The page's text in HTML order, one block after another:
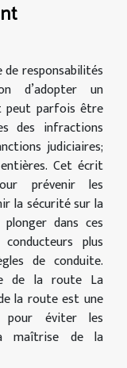
responsabilités
d’adopter un
peut parfois être
des infractions
judiciaires;
Cet écrit
prévenir les
la sécurité sur la
dans ces
plus
de conduite.
de la route La
la route est une
pour éviter les
maîtrise de la